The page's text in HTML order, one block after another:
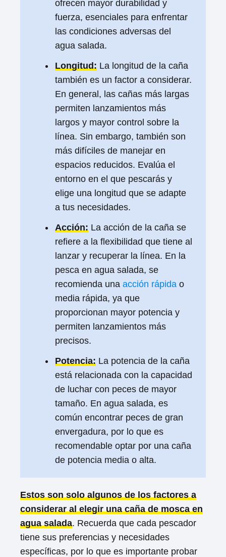
ofrecen mayor durabilidad y
fuerza, esenciales para enfrentar
las condiciones adversas del
agua salada.
Longitud: La longitud de la caña
también es un factor a considerar.
En general, las cañas más largas
permiten lanzamientos más
largos y mayor control sobre la
línea. Sin embargo, también son
más difíciles de manejar en
espacios reducidos. Evalúa el
entorno en el que pescarás y
elige una longitud que se adapte
a tus necesidades.
Acción: La acción de la caña se
refiere a la flexibilidad que tiene al
lanzar y recuperar la línea. En la
pesca en agua salada, se
recomienda una acción rápida o
media rápida, ya que
proporcionan mayor potencia y
permiten lanzamientos más
precisos.
Potencia: La potencia de la caña
está relacionada con la capacidad
de luchar con peces de mayor
tamaño. En agua salada, es
común encontrar peces de gran
envergadura, por lo que es
recomendable optar por una caña
de potencia media o alta.
Estos son solo algunos de los factores a
considerar al elegir una caña de mosca en
agua salada. Recuerda que cada pescador
tiene sus preferencias y necesidades
específicas, por lo que es importante probar